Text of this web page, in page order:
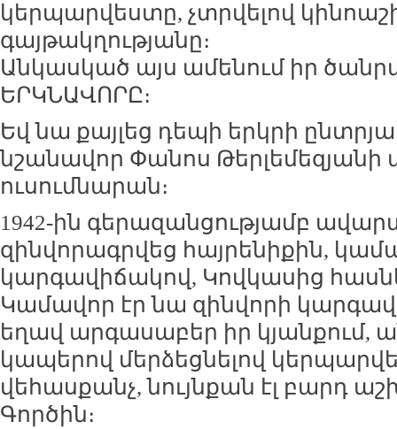
կերպարվեստը, չտրվելով
գայթակղությանը։
Անկասկած այս ամենում իր
ԵՐԿՆԱՎՈՐԸ։
Եվ նա քայլեց դեպի երկրի
նշանավոր Փանոս
ուսումնարան։
1942-ին գերազանցությամբ
զինվորագրվեց հայրենիքին,
կարգավիճակով, Կովկասից
Կամավոր էր նա զինվորի
եղավ արգասաբեր իր կյանքում,
կապերով մերձեցնելով
վեհասքանչ, նույնքան էլ բարդ
Գործին։